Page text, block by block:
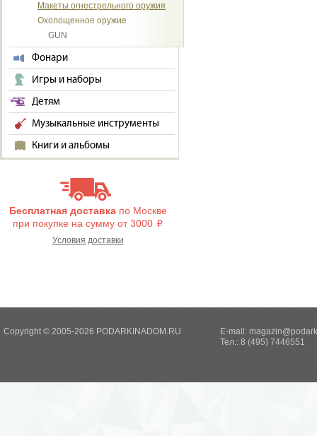
Макеты огнестрельного оружия
Охолощенное оружие
GUN
Фонари
Игры и наборы
Детям
Музыкальные инструменты
Книги и альбомы
Бесплатная доставкапо Москве
при покупке на сумму от 3000 i
Условия доставки
Copyright © 2005-2026 PODARKINADOM.RU E-mail:
Тел.: 8 (495) 7446551